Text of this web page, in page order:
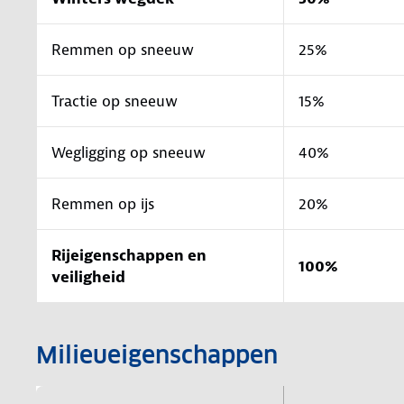
Remmen op sneeuw 25%
Tractie op sneeuw 15%
Wegligging op sneeuw 40%
Remmen op ijs 20%
Rijeigenschappen en
veiligheid
100%
Milieueigenschappen